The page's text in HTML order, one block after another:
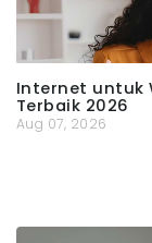
Internet untuk
Terbaik 2026
Aug 07, 2026